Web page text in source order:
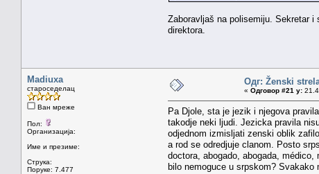
Zaboravljaš na polisemiju. Sekretar
direktora.
Madiuxa
староседелац
Ван мреже
Пол:
Организација:
Име и презиме:
Струка:
Поруке: 7.477
Одг: Ženski
« Одговор #21 у:
Pa Djole, sta je jezik i njegova
takodje neki ljudi. Jezicka pravila
odjednom izmisljati zenski oblik
a rod se odredjuje clanom. Posto
doctora, abogado, abogada,
bilo nemoguce u srpskom? Svakako